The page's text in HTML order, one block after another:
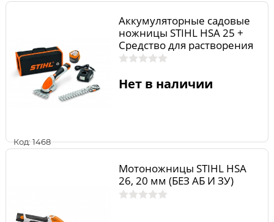
Код: 1468
Аккумуляторные садовые
ножницы STIHL HSA 25 +
Средство для растворения
смолы 50 мл. 45150113510s
Нет в наличии
Мотоножницы STIHL НSA
26, 20 мм (БЕЗ АБ И ЗУ)